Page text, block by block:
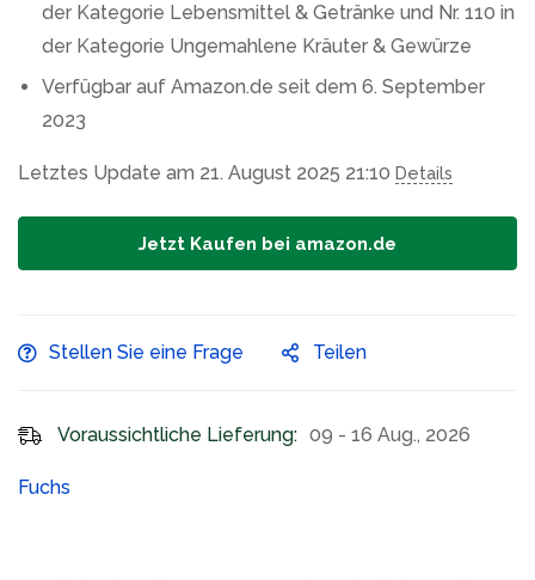
der Kategorie Lebensmittel & Getränke und Nr. 110 in
der Kategorie Ungemahlene Kräuter & Gewürze
Verfügbar auf Amazon.de seit dem 6. September
2023
Letztes Update am 21. August 2025 21:10 Details
Jetzt Kaufen bei amazon.de
Stellen Sie eine Frage Teilen
Voraussichtliche Lieferung: 09 - 16 Aug., 2026
Fuchs